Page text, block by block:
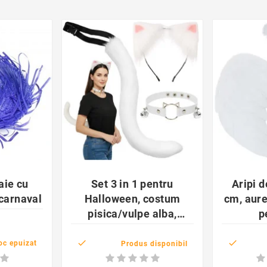
cu
epuizat
Set 3 in 1 pentru
Halloween, costum
pisica/vulpe alba,
urechi
 Produs disponibil
Aripi
cm,
